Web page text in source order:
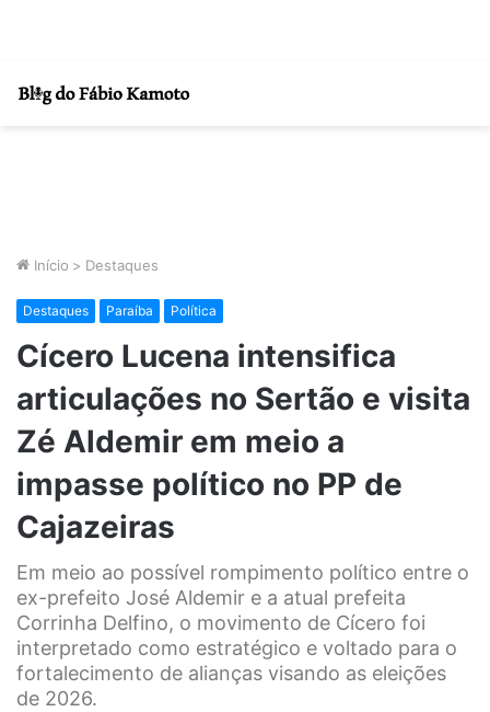
Início > Destaques
Destaques Paraíba Política
Cícero Lucena intensifica
articulações no Sertão e visita
Zé Aldemir em meio a
impasse político no PP de
Cajazeiras
Em meio ao possível rompimento político entre o
ex-prefeito José Aldemir e a atual prefeita
Corrinha Delfino, o movimento de Cícero foi
interpretado como estratégico e voltado para o
fortalecimento de alianças visando as eleições
de 2026.